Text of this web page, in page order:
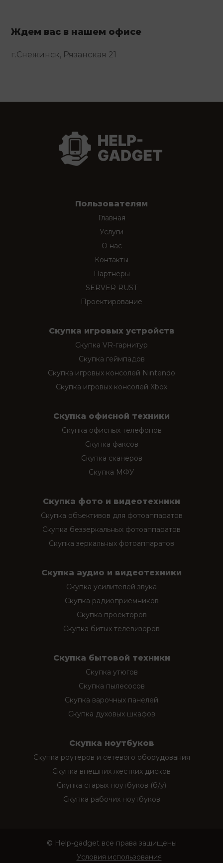
Ждем вас в нашем офисе
г.Снежинск, Рязанская 21
Пользователям
Главная
Услуги
О нас
Контакты
Партнеры
SERVER RUST
Проектирование
Скупка игровых устройств
Скупка VR-гарнитур
Скупка геймпадов
Скупка игровых консолей Nintendo
Скупка игровых консолей Xbox
Скупка офисной техники
Скупка офисных телефонов
Скупка факсов
Скупка сканеров
Скупка МФУ
Скупка фото и видеотехники
Скупка объективов для фотоаппаратов
Скупка беззеркальных фотоаппаратов
Скупка зеркальных фотоаппаратов
Скупка аудио и видеотехники
Скупка усилителей звука
Скупка радиоприёмников
Скупка проекторов
Скупка битых телевизоров
Скупка бытовой техники
Скупка утюгов
Скупка пылесосов
Скупка варочных панелей
Скупка духовых шкафов
Скупка ноутбуков
Скупка роутеров и сетевого оборудования
Скупка внешних жестких дисков
Скупка старых ноутбуков (б/у)
Скупка рабочих ноутбуков
© Help-gadget все права защищены
Условия использования